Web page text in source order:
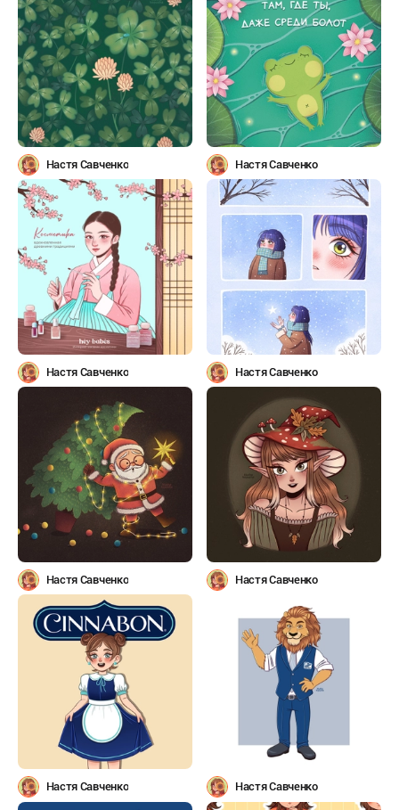
Настя Савченко Настя Савченко
Настя Савченко Настя Савченко
Настя Савченко Настя Савченко
Настя Савченко Настя Савченко